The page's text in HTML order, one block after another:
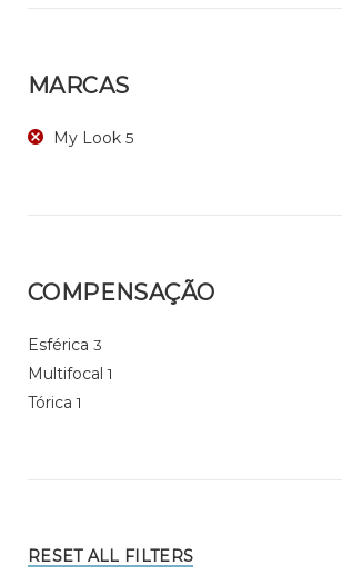
MARCAS
My Look 5
COMPENSAÇÃO
Esférica 3
Multifocal 1
Tórica 1
RESET ALL FILTERS